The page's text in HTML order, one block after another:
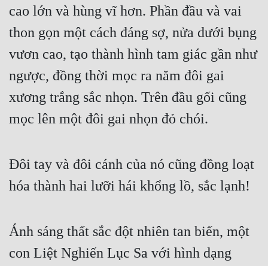
Cổ Đại
Góc Nhìn Nam
Góc Nhìn Nữ
Huyền Nghi
Huyền Ảo
cao lớn và hùng vĩ hơn. Phần đầu và vai
thon gọn một cách đáng sợ, nửa dưới bụng
vươn cao, tạo thành hình tam giác gần như
ngược, đồng thời mọc ra năm đôi gai
xương trắng sắc nhọn. Trên đầu gối cũng
mọc lên một đôi gai nhọn đỏ chói.
Đôi tay và đôi cánh của nó cũng đồng loạt
hóa thành hai lưỡi hái khổng lồ, sắc lạnh!
Ánh sáng thất sắc đột nhiên tan biến, một
con Liệt Nghiến Lục Sa với hình dạng